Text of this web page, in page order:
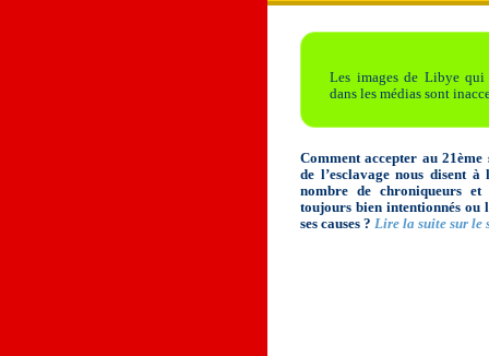
Les images de Libye
dans les médias sont
Comment accepter au
de l’esclavage nous disent à
nombre de chroniqueurs et
toujours bien intentionnés ou
ses causes ? Lire la suite sur le